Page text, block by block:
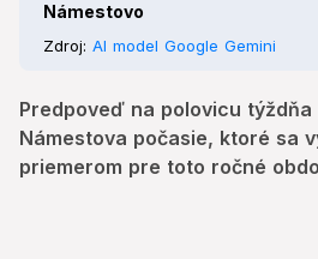
Námestovo
Zdroj: AI model Google Gemini
Predpoveď na polovicu týždňa
Námestova počasie, ktoré sa
priemerom pre toto ročné